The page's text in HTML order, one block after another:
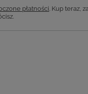
płatności . Kup teraz,